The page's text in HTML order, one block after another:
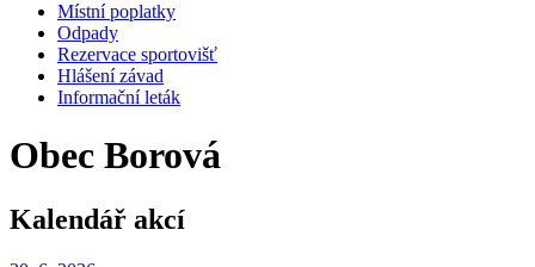
Místní poplatky
Odpady
Rezervace sportovišť
Hlášení závad
Informační leták
Obec Borová
Kalendář akcí